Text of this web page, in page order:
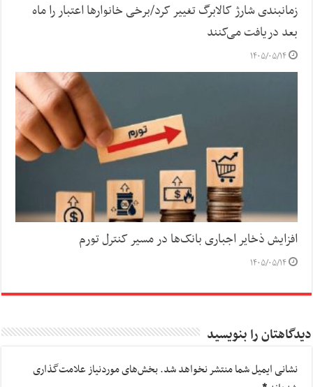
زمانبندی شارژ کالابرگ تغییر کرد/برخی خانوارها اعتبار را ماه
بعد دریافت می‌کنند
۱۴۰۵/۰۵/۱۴
افزایش ذخایر اجباری بانک‌ها در مسیر کنترل تورم
۱۴۰۵/۰۵/۱۴
دیدگاهتان را بنویسید
نشانی ایمیل شما منتشر نخواهد شد.بخش‌های موردنیاز علامت‌گذاری